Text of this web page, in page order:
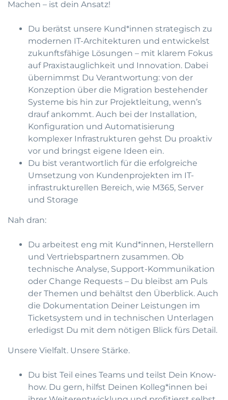
Machen – ist dein Ansatz!
Du berätst unsere Kund*innen strategisch zu
modernen IT-Architekturen und entwickelst
zukunftsfähige Lösungen – mit klarem Fokus
auf Praxistauglichkeit und Innovation. Dabei
übernimmst Du Verantwortung: von der
Konzeption über die Migration bestehender
Systeme bis hin zur Projektleitung, wenn’s
drauf ankommt. Auch bei der Installation,
Konfiguration und Automatisierung
komplexer Infrastrukturen gehst Du proaktiv
vor und bringst eigene Ideen ein.
Du bist verantwortlich für die erfolgreiche
Umsetzung von Kundenprojekten im IT-
infrastrukturellen Bereich, wie M365, Server
und Storage
Nah dran:
Du arbeitest eng mit Kund*innen, Herstellern
und Vertriebspartnern zusammen. Ob
technische Analyse, Support-Kommunikation
oder Change Requests – Du bleibst am Puls
der Themen und behältst den Überblick. Auch
die Dokumentation Deiner Leistungen im
Ticketsystem und in technischen Unterlagen
erledigst Du mit dem nötigen Blick fürs Detail.
Unsere Vielfalt. Unsere Stärke.
Du bist Teil eines Teams und teilst Dein Know-
how. Du gern, hilfst Deinen Kolleg*innen bei